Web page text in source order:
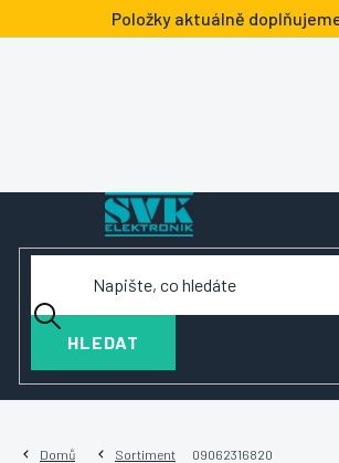
na
Položky aktuálně
HLEDAT
Domů Sortiment 09062316820